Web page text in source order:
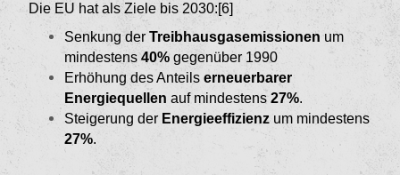
Die EU hat als Ziele bis 2030:[6]
Senkung der Treibhausgasemissionen um
min­destens 40%gegenüber 1990
Erhöhung des Anteils erneuerbarer
Energiequel­len auf mindestens 27%.
Steigerung der Energieeffizienzum mindestens
27%.